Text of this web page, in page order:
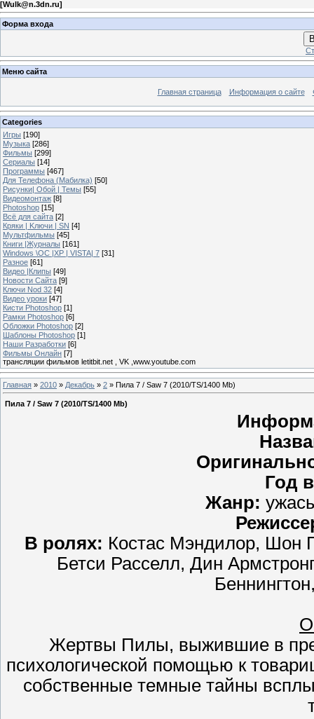
[Wulk@n.3dn.ru]
Форма входа
Меню сайта
Главная страница Информация о сайте
Categories
Игры [190]
Музыка [286]
Фильмы [299]
Сериалы [14]
Программы [467]
Для Телефона (Мабилка) [50]
Рисунки| Обой | Темы [55]
Видеомонтаж [8]
Photoshop [15]
Всё для сайта [2]
Кряки | Kлючи | SN [4]
Мультфильмы [45]
Книги |Журналы [161]
Windows \OC |XP | VISTA| 7 [31]
Разное [61]
Видео |Клипы [49]
Новости Сайта [9]
Ключи Nod 32 [4]
Видео уроки [47]
Кисти Photoshop [1]
Рамки Photoshop [6]
Обложки Photoshop [2]
Шаблоны Photoshop [1]
Наши Разработки [6]
Фильмы Онлайн [7]
трансляции фильмов letitbit.net , VK ,www.youtube.com
Главная » 2010 » Декабрь » 2 » Пила 7 / Saw 7 (2010/TS/1400 Mb)
Пила 7 / Saw 7 (2010/TS/1400 Mb)
Год
Жанр:
В ролях: Костас Мэндилор, Шон
Бетси Расселл, Дин
Жертвы Пилы, выжившие в
психологической помощью к
собственные темные тайны